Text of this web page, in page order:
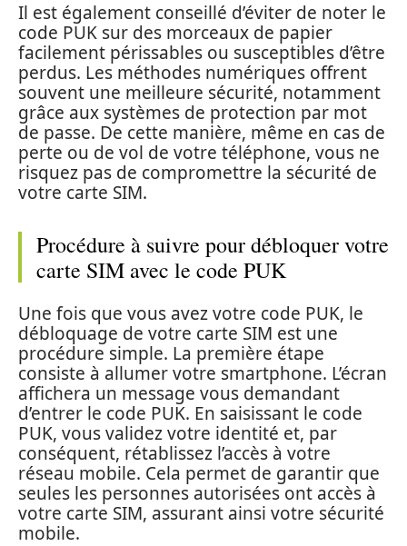
Il est également conseillé d’éviter de noter le
code PUK sur des morceaux de papier
facilement périssables ou susceptibles d’être
perdus. Les méthodes numériques offrent
souvent une meilleure sécurité, notamment
grâce aux systèmes de protection par mot
de passe. De cette manière, même en cas de
perte ou de vol de votre téléphone, vous ne
risquez pas de compromettre la sécurité de
votre carte SIM.
Procédure à suivre pour débloquer votre
carte SIM avec le code PUK
Une fois que vous avez votre code PUK, le
débloquage de votre carte SIM est une
procédure simple. La première étape
consiste à allumer votre smartphone. L’écran
affichera un message vous demandant
d’entrer le code PUK. En saisissant le code
PUK, vous validez votre identité et, par
conséquent, rétablissez l’accès à votre
réseau mobile. Cela permet de garantir que
seules les personnes autorisées ont accès à
votre carte SIM, assurant ainsi votre sécurité
mobile.